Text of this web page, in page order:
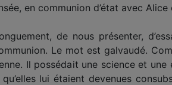
en communion d’état avec Alice
de nous présenter,
Le mot est galvaudé.
Il possédait une science et
lui étaient devenues